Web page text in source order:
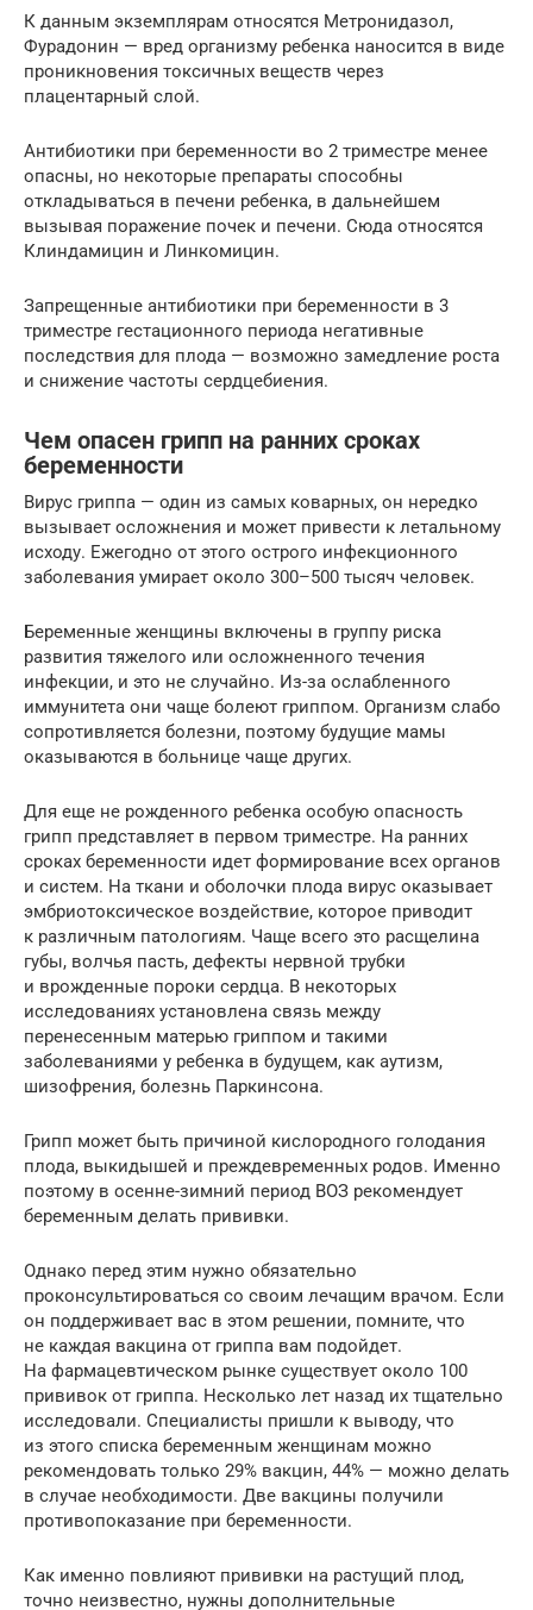
К данным экземплярам относятся Метронидазол,
Фурадонин — вред организму ребенка наносится в виде
проникновения токсичных веществ через
плацентарный слой.
Антибиотики при беременности во 2 триместре менее
опасны, но некоторые препараты способны
откладываться в печени ребенка, в дальнейшем
вызывая поражение почек и печени. Сюда относятся
Клиндамицин и Линкомицин.
Запрещенные антибиотики при беременности в 3
триместре гестационного периода негативные
последствия для плода — возможно замедление роста
и снижение частоты сердцебиения.
Чем опасен грипп на ранних сроках
беременности
Вирус гриппа — один из самых коварных, он нередко
вызывает осложнения и может привести к летальному
исходу. Ежегодно от этого острого инфекционного
заболевания умирает около 300–500 тысяч человек.
Беременные женщины включены в группу риска
развития тяжелого или осложненного течения
инфекции, и это не случайно. Из-за ослабленного
иммунитета они чаще болеют гриппом. Организм слабо
сопротивляется болезни, поэтому будущие мамы
оказываются в больнице чаще других.
Для еще не рожденного ребенка особую опасность
грипп представляет в первом триместре. На ранних
сроках беременности идет формирование всех органов
и систем. На ткани и оболочки плода вирус оказывает
эмбриотоксическое воздействие, которое приводит
к различным патологиям. Чаще всего это расщелина
губы, волчья пасть, дефекты нервной трубки
и врожденные пороки сердца. В некоторых
исследованиях установлена связь между
перенесенным матерью гриппом и такими
заболеваниями у ребенка в будущем, как аутизм,
шизофрения, болезнь Паркинсона.
Грипп может быть причиной кислородного голодания
плода, выкидышей и преждевременных родов. Именно
поэтому в осенне-зимний период ВОЗ рекомендует
беременным делать прививки.
Однако перед этим нужно обязательно
проконсультироваться со своим лечащим врачом. Если
он поддерживает вас в этом решении, помните, что
не каждая вакцина от гриппа вам подойдет.
На фармацевтическом рынке существует около 100
прививок от гриппа. Несколько лет назад их тщательно
исследовали. Специалисты пришли к выводу, что
из этого списка беременным женщинам можно
рекомендовать только 29% вакцин, 44% — можно делать
в случае необходимости. Две вакцины получили
противопоказание при беременности.
Как именно повлияют прививки на растущий плод,
точно неизвестно, нужны дополнительные